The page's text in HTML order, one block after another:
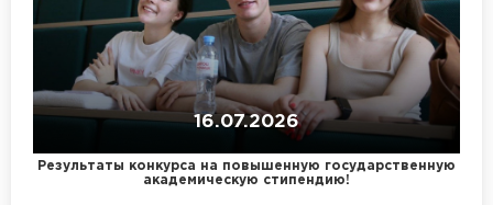
16.07.2026
Результаты конкурса на повышенную государственную
академическую стипендию!